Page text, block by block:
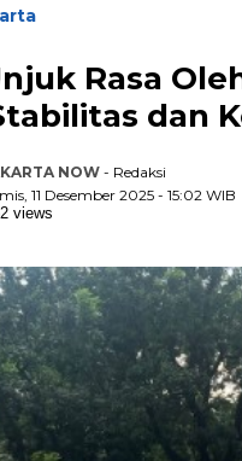
Rasa
dan
NOW- Redaksi
11 Desember 2025 - 15:02 WIB
views